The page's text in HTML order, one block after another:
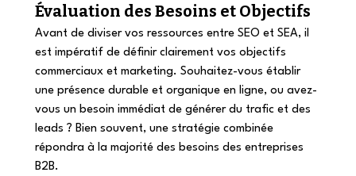
Évaluation des Besoins et Objectifs
Avant de diviser vos ressources entre SEO et SEA, il
est impératif de définir clairement vos objectifs
commerciaux et marketing. Souhaitez-vous établir
une présence durable et organique en ligne, ou avez-
vous un besoin immédiat de générer du trafic et des
leads ? Bien souvent, une stratégie combinée
répondra à la majorité des besoins des entreprises
B2B.